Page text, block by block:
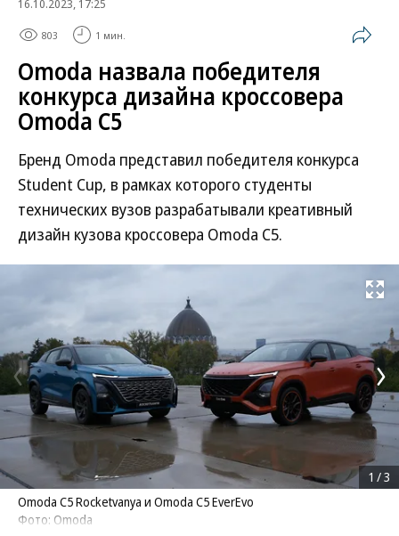
16.10.2023, 17:25
803 1 мин.
Omoda назвала победителя
конкурса дизайна кроссовера
Omoda C5
Бренд Omoda представил победителя конкурса
Student Cup, в рамках которого студенты
технических вузов разрабатывали креативный
дизайн кузова кроссовера Omoda C5.
Развернуть
Omoda C5 Rocketvanya и Omoda C5 EverEvo
Фото: Omoda
1 /3